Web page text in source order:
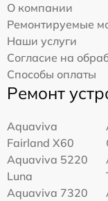
О компании
Ремонтируемые
Наши услуги
Согласие на
Способы оплаты
Ремонт
Aquaviva
Fairland X60
Aquaviva 5220
Luna
Aquaviva 7320